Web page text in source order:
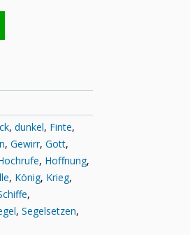
, dunkel, Finte,
, Gewirr, Gott,
, Hoffnung,
, König, Krieg,
,
, Segelsetzen,